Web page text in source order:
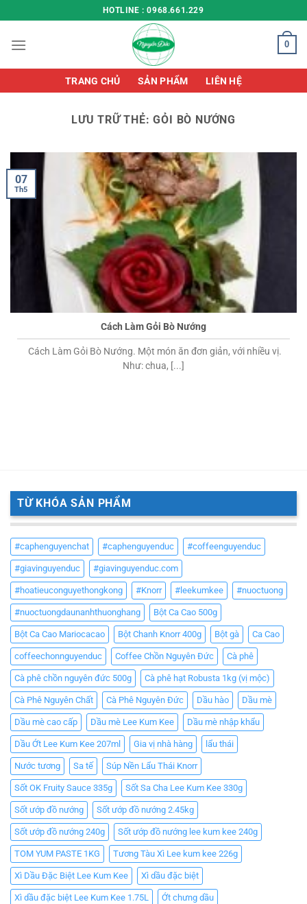
đến
nội
HOTLINE : 0968.661.229
0
TRANG CHỦ SẢN PHẨM LIÊN HỆ
LƯU TRỮ THẺ:GỎI BÒ NƯỚNG
Cách Làm Gỏi Bò Nướng
Cách Làm Gỏi Bò Nướng. Một món ăn đơn giản, với nhiều vị.
Như: chua, [...]
07
Th5
TỪ KHÓA SẢN PHẨM
#caphenguyenchat #caphenguyenduc #coffeenguyenduc
#giavinguyenduc #giavinguyenduc.com
#hoatieuconguyethongkong #Knorr #leekumkee #nuoctuong
#nuoctuongdaunanhthuonghang Bột Ca Cao 500g
Bột Ca Cao Mariocacao Bột Chanh Knorr 400g Bột gà Ca Cao
coffeechonnguyenduc Coffee Chồn Nguyên Đức Cà phê
Cà phê chồn nguyên đức 500g Cà phê hạt Robusta 1kg (vị mộc)
Cà Phê Nguyên Chất Cà Phê Nguyên Đức Dầu hào Dầu mè
Dầu mè cao cấp Dầu mè Lee Kum Kee Dầu mè nhập khẩu
Dầu Ớt Lee Kum Kee 207ml Gia vị nhà hàng lẩu thái
Nước tương Sa tế Súp Nền Lẩu Thái Knorr
Sốt OK Fruity Sauce 335g Sốt Sa Cha Lee Kum Kee 330g
Sốt ướp đồ nướng Sốt ướp đồ nướng 2.45kg
Sốt ướp đồ nướng 240g Sốt ướp đồ nướng lee kum kee 240g
TOM YUM PASTE 1KG Tương Tàu Xì Lee kum kee 226g
Xì Dầu Đặc Biệt Lee Kum Kee Xì dầu đặc biệt
Xì dầu đặc biệt Lee Kum Kee 1.75L Ớt chưng dầu